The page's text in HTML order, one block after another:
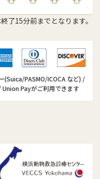
了15分前までとなります。
(Suica/PASMO/ICOCA など) /
Payがご利用できます